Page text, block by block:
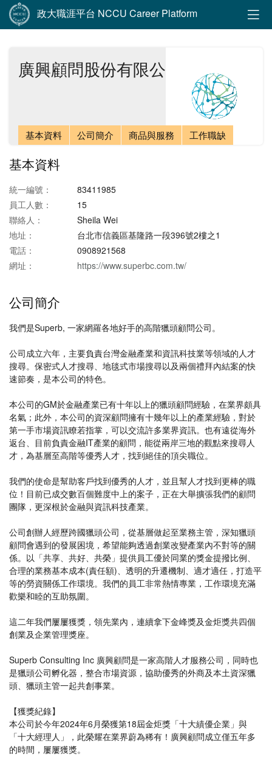
政大職涯平台 NCCU Career Platform
廣興顧問股份有限公司
基本資料 公司簡介 商品與服務 工作職缺
基本資料
統一編號：
83411985
員工人數：
15
聯絡人：
Sheila Wei
地址：
台北市信義區基隆路一段396號2樓之1
電話：
0908921568
網址：
https://www.superbc.com.tw/
公司簡介
我們是Superb, 一家網羅各地好手的高階獵頭顧問公司。
公司成立六年，主要負責台灣金融產業和資訊科技業等領域的人才
搜尋。保密式人才搜尋、地毯式市場搜尋以及兩個禮拜內結案的快
速節奏，是本公司的特色。
本公司的GM於金融產業已有十年以上的獵頭顧問經驗，在業界頗具
名氣；此外，本公司的資深顧問擁有十幾年以上的產業經驗，對於
第一手市場資訊瞭若指掌，可以交流許多業界資訊。也有遠從海外
返台、目前負責金融IT產業的顧問，能從兩岸三地的觀點來搜尋人
才，為基層至高階等優秀人才，找到絕佳的頂尖職位。
我們的使命是幫助客戶找到優秀的人才，並且幫人才找到更棒的職
位！目前已成交數百個難度中上的案子，正在大舉擴張我們的顧問
團隊，更深根於金融與資訊科技產業。
公司創辦人經歷跨國獵頭公司，從基層做起至業務主管，深知獵頭
顧問會遇到的發展困境，希望能夠透過創業改變產業內不對等的關
係。以「共享、共好、共榮」提供員工優於同業的獎金提撥比例、
合理的業務基本成本(責任額)、透明的升遷機制、適才適任，打造平
等的勞資關係工作環境。我們的員工非常熱情專業，工作環境充滿
歡樂和睦的互助氛圍。
這二年我們屢屢獲獎，領先業內，連續拿下金峰獎及金炬獎共四個
創業及企業管理獎座。
Superb Consulting Inc 廣興顧問是一家高階人才服務公司，同時也
是獵頭公司孵化器，整合市場資源，協助優秀的外商及本土資深獵
頭、獵頭主管一起共創事業。
【獲獎紀錄】
本公司於今年2024年6月榮獲第18屆金炬獎「十大績優企業」與
「十大經理人」，此榮耀在業界蔚為稀有！廣興顧問成立僅五年多
的時間，屢屢獲獎。